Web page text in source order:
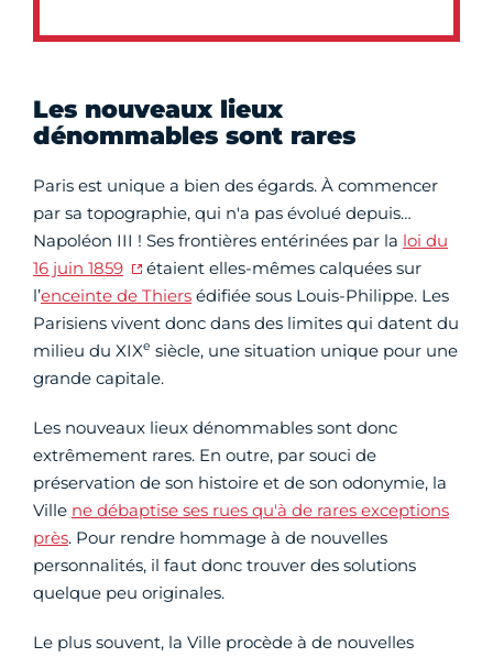
Les nouveaux lieux
dénommables sont rares
Paris est unique a bien des égards. À commencer
par sa topographie, qui n'a pas évolué depuis…
Napoléon III ! Ses frontières entérinées par la loi du
16 juin 1859
étaient elles-mêmes calquées sur
l’enceinte de Thiers édifiée sous Louis-Philippe. Les
Parisiens vivent donc dans des limites qui datent du
milieu du XIXe siècle, une situation unique pour une
grande capitale.
Les nouveaux lieux dénommables sont donc
extrêmement rares. En outre, par souci de
préservation de son histoire et de son odonymie, la
Ville ne débaptise ses rues qu'à de rares exceptions
près. Pour rendre hommage à de nouvelles
personnalités, il faut donc trouver des solutions
quelque peu originales.
Le plus souvent, la Ville procède à de nouvelles